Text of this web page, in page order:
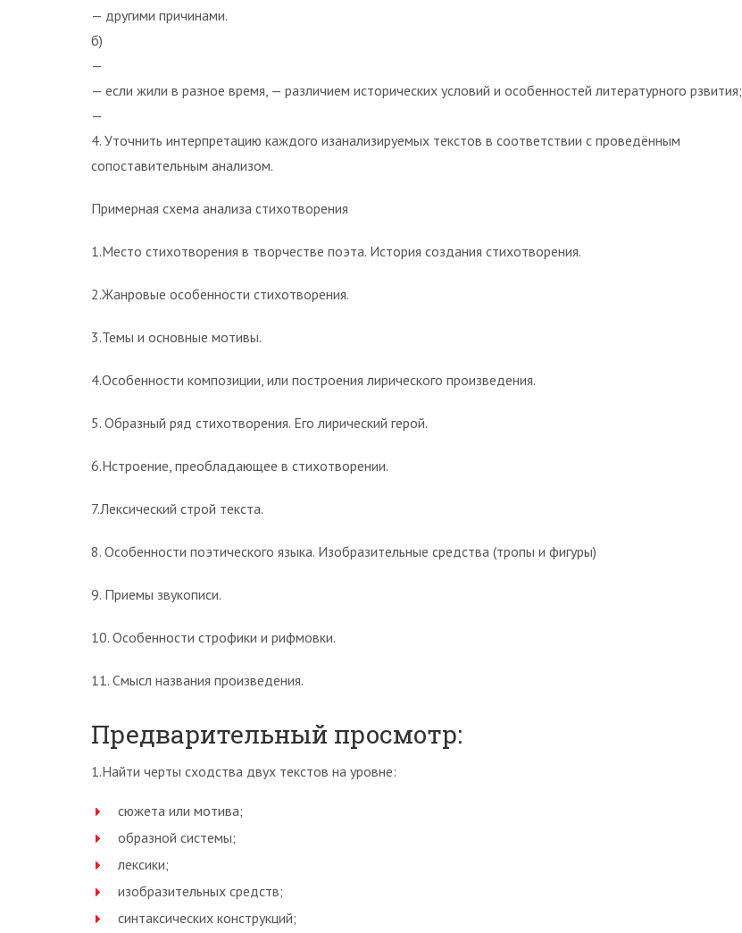
— другими причинами.
б)
—
— если жили в разное время, — различием исторических условий и особенностей литературного рзвития;
—
4. Уточнить интерпретацию каждого изанализируемых текстов в соответствии с проведённым
сопоставительным анализом.
Примерная схема анализа стихотворения
1.Место стихотворения в творчестве поэта. История создания стихотворения.
2.Жанровые особенности стихотворения.
3.Темы и основные мотивы.
4.Особенности композиции, или построения лирического произведения.
5. Образный ряд стихотворения. Его лирический герой.
6.Нстроение, преобладающее в стихотворении.
7.Лексический строй текста.
8. Особенности поэтического языка. Изобразительные средства (тропы и фигуры)
9. Приемы звукописи.
10. Особенности строфики и рифмовки.
11. Смысл названия произведения.
Предварительный просмотр:
1.Найти черты сходства двух текстов на уровне:
сюжета или мотива;
образной системы;
лексики;
изобразительных средств;
синтаксических конструкций;